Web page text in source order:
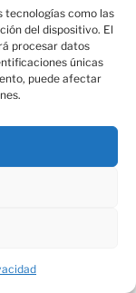
tecnologías como las
del dispositivo. El
procesar datos
únicas
puede afectar